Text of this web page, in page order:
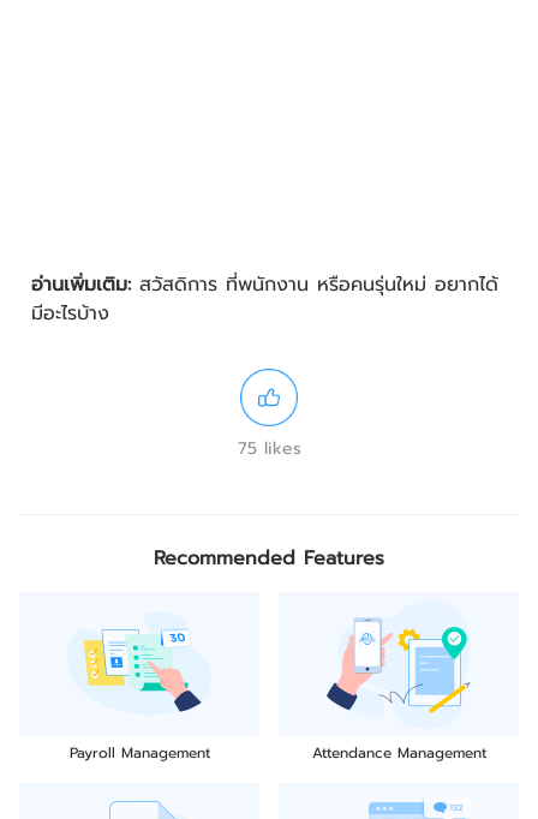
อ่านเพิ่มเติม: สวัสดิการ ที่พนักงาน หรือคนรุ่นใหม่ อยากได้
มีอะไรบ้าง
75 likes
Recommended Features
Payroll Management Attendance Management